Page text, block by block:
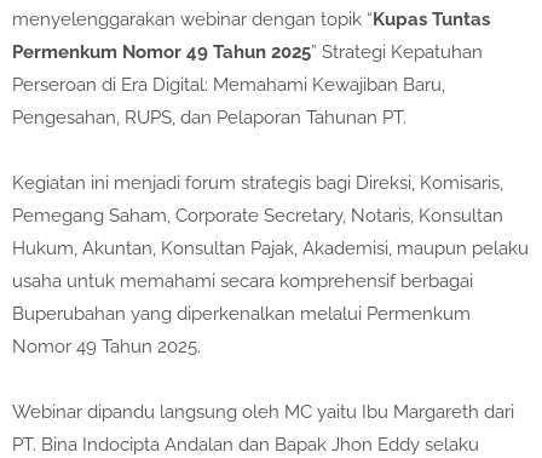
menyelenggarakan webinar dengan topik “Kupas Tuntas
Permenkum Nomor 49 Tahun 2025” Strategi Kepatuhan
Perseroan di Era Digital: Memahami Kewajiban Baru,
Pengesahan, RUPS, dan Pelaporan Tahunan PT.
Kegiatan ini menjadi forum strategis bagi Direksi, Komisaris,
Pemegang Saham, Corporate Secretary, Notaris, Konsultan
Hukum, Akuntan, Konsultan Pajak, Akademisi, maupun pelaku
usaha untuk memahami secara komprehensif berbagai
Buperubahan yang diperkenalkan melalui Permenkum
Nomor 49 Tahun 2025.
Webinar dipandu langsung oleh MC yaitu Ibu Margareth dari
PT. Bina Indocipta Andalan dan Bapak Jhon Eddy selaku